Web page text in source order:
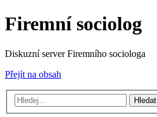
Firemní sociolog
Diskuzní server Firemního sociologa
Přejít na obsah
Hledat